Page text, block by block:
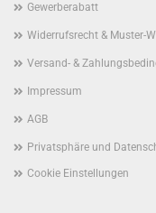
Gewerberabatt
Widerrufsrecht & Muster-
Versand- &
Impressum
AGB
Privatsphäre und
Cookie Einstellungen